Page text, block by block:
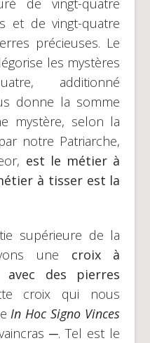
de vingt-quatre
et de vingt-quatre
précieuses. Le
les mystères
additionné
donne la somme
mystère, selon la
notre Patriarche,
est le métier à
à tisser est la
supérieure de la
une croix à
avec des pierres
croix qui nous
In Hoc Signo Vinces
─. Tel est le